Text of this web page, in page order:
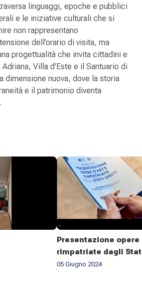
linguaggi, epoche e pubblici
e le iniziative culturali che si
non rappresentano
dell’orario di visita, ma
progettualità che invita cittadini e
Villa d’Este e il Santuario di
dimensione nuova, dove la storia
e il patrimonio diventa
Presentazione
rimpatriate dagli
05 Giugno 2024